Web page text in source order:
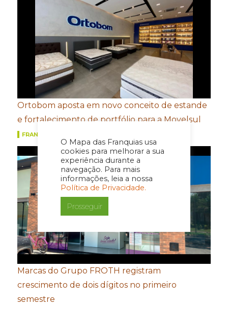
O Mapa das Franquias usa
cookies para melhorar a sua
experiência durante a
navegação. Para mais
informações, leia a nossa
Política de Privacidade.
Prosseguir
Ortobom aposta em novo conceito de estande
e fortalecimento de portfólio para a Movelsul
FRANQUIAS
Marcas do Grupo FROTH registram
crescimento de dois dígitos no primeiro
semestre